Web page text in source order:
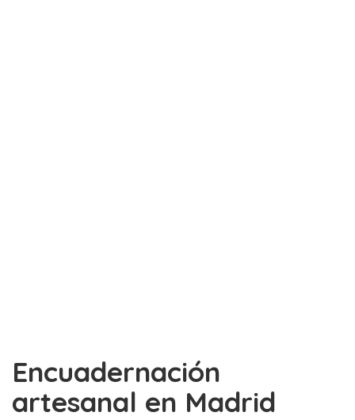
Encuadernación
artesanal en Madrid